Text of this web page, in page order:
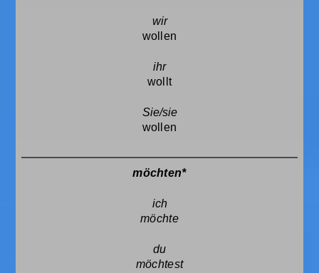
wollen
wollt
wollen
möchten*
möchte
möchtest